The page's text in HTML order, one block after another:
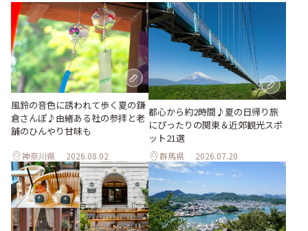
風鈴の音色に誘われて歩く夏の鎌
倉さんぽ♪由緒ある社の参拝と老
舗のひんやり甘味も
神奈川県 2026.08.02
都心から約2時間♪夏の日帰り旅
にぴったりの関東＆近郊観光スポ
ット21選
群馬県 2026.07.20